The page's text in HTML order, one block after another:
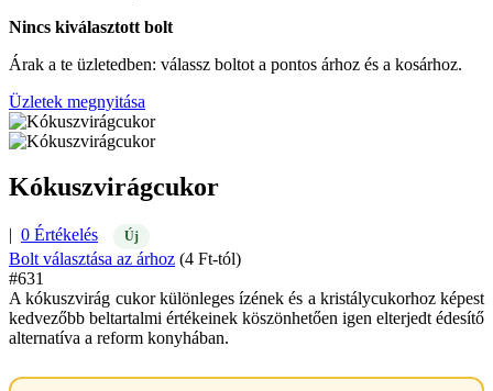
Nincs kiválasztott bolt
Árak a te üzletedben: válassz boltot a pontos árhoz és a kosárhoz.
Üzletek megnyitása
Kókuszvirágcukor
| 0 Értékelés Új
Bolt választása az árhoz (4 Ft-tól)
#631
A kókuszvirág cukor különleges ízének és a kristálycukorhoz képest
kedvezőbb beltartalmi értékeinek köszönhetően igen elterjedt édesítő
alternatíva a reform konyhában.